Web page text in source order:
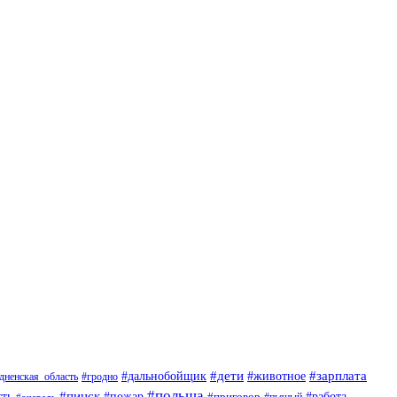
#гродно #дальнобойщик #дети #животное #зарплата